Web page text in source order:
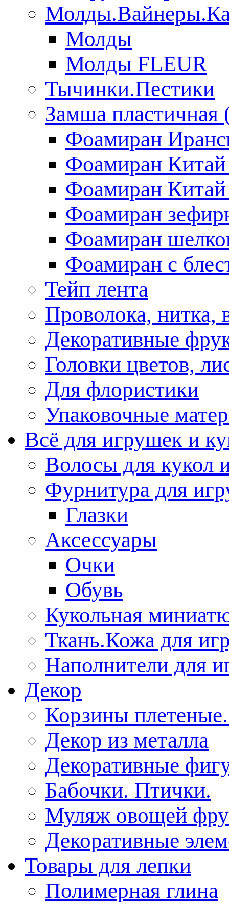
Молды
Молды FLEUR
Тычинки.Пестики
Замша пластичная
Фоамиран
Фоамиран
Фоамиран
Фоамиран
Фоамиран
Фоамиран с
Тейп лента
Проволока, нитка,
Декоративные
Головки цветов,
Для флористики
Упаковочные
Всё для игрушек и
Волосы для кукол
Фурнитура для
Глазки
Аксессуары
Очки
Обувь
Кукольная
Ткань.Кожа для
Наполнители для
Декор
Корзины
Декор из металла
Декоративные
Бабочки. Птички.
Муляж овощей
Декоративные
Товары для лепки
Полимерная глина